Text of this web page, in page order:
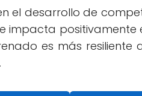
el desarrollo de
impacta positivamente
es más